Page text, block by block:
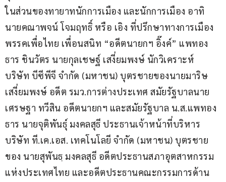
ในส่วนของทายาทนักการเมือง และนักการเมือง อาทิ
นายคณาพจน์ โจมฤทธิ์ หรือ เอิง ที่ปรึกษาทางการเมือง
พรรคเพื่อไทย เพื่อนสนิท “อดีตนายกฯ อิ๊งค์” แพทอง
ธาร ชินวัตร นายกุลเชษฐ์ เสงี่ยมพงษ์ นักวิเคราะห์
บริษัท บีซีพีจี จำกัด (มหาชน) บุตรชายของนายมาริษ
เสงี่ยมพงษ์ อดีต รมว.การต่างประเทศ สมัยรัฐบาลนาย
เศรษฐา ทวีสิน อดีตนายกฯ และสมัยรัฐบาล น.ส.แพทอง
ธาร นายจุติพันธุ์ มงคลสุธี ประธานเจ้าหน้าที่บริหาร
บริษัท ที.เค.เอส. เทคโนโลยี จำกัด (มหาชน) บุตรชาย
ของ นายสุพันธฺ มงคลสุธี อดีตประธานสภาอุตสาหกรรม
แห่งประเทศไทย และอดีตประธานคณะกรรมการด้าน